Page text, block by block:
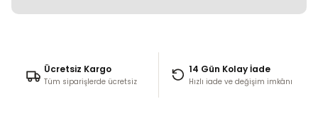
Ücretsiz Kargo
Tüm siparişlerde ücretsiz
14 Gün Kolay İade
Hızlı iade ve değişim imkânı